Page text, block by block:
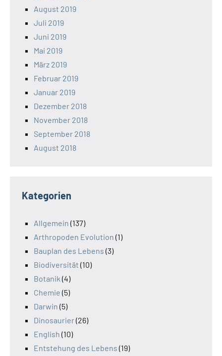
August 2019
Juli 2019
Juni 2019
Mai 2019
März 2019
Februar 2019
Januar 2019
Dezember 2018
November 2018
September 2018
August 2018
Kategorien
Allgemein (137)
Arthropoden Evolution (1)
Bauplan des Lebens (3)
Biodiversität (10)
Botanik (4)
Chemie (5)
Darwin (5)
Dinosaurier(26)
English (10)
Entstehung des Lebens (19)